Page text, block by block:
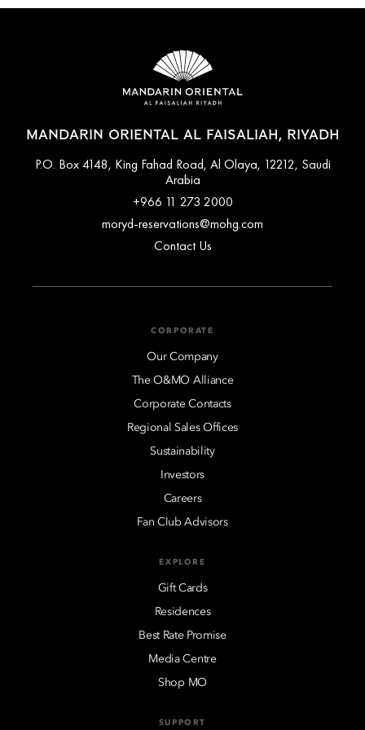
MANDARIN ORIENTAL AL FAISALIAH, RIYADH
P.O. Box 4148, King Fahad Road, Al Olaya, 12212, Saudi
Arabia
+966 11 273 2000
moryd-reservations@mohg.com
Contact Us
CORPORATE
Our Company
The O&MO Alliance
Corporate Contacts
Regional Sales Offices
Sustainability
Investors
Careers
Fan Club Advisors
EXPLORE
Gift Cards
Residences
Best Rate Promise
Media Centre
Shop MO
SUPPORT